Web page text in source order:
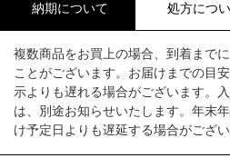
納期について 処方につ
複数商品をお買上の場合、到着まで
ことがございます。お届けまでの目
示よりも遅れる場合がございます。
は、別途お知らせいたします。年末
け予定日よりも遅延する場合がござい